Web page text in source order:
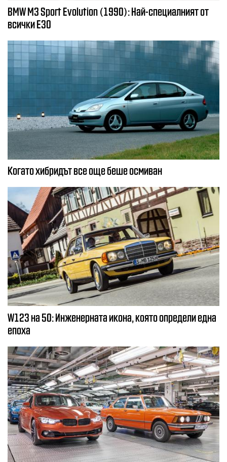
BMW M3 Sport Evolution (1990): Най-специалният от
всички E30
Когато хибридът все още беше осмиван
W123 на 50: Инженерната икона, която определи една
епоха